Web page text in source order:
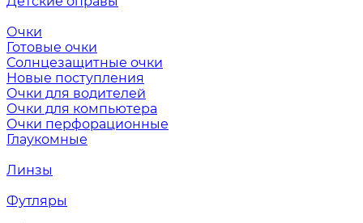
Очки
Готовые очки
Солнцезащитные очки
Новые поступления
Очки для водителей
Очки для компьютера
Очки перфорационные
Глаукомные
Линзы
Футляры